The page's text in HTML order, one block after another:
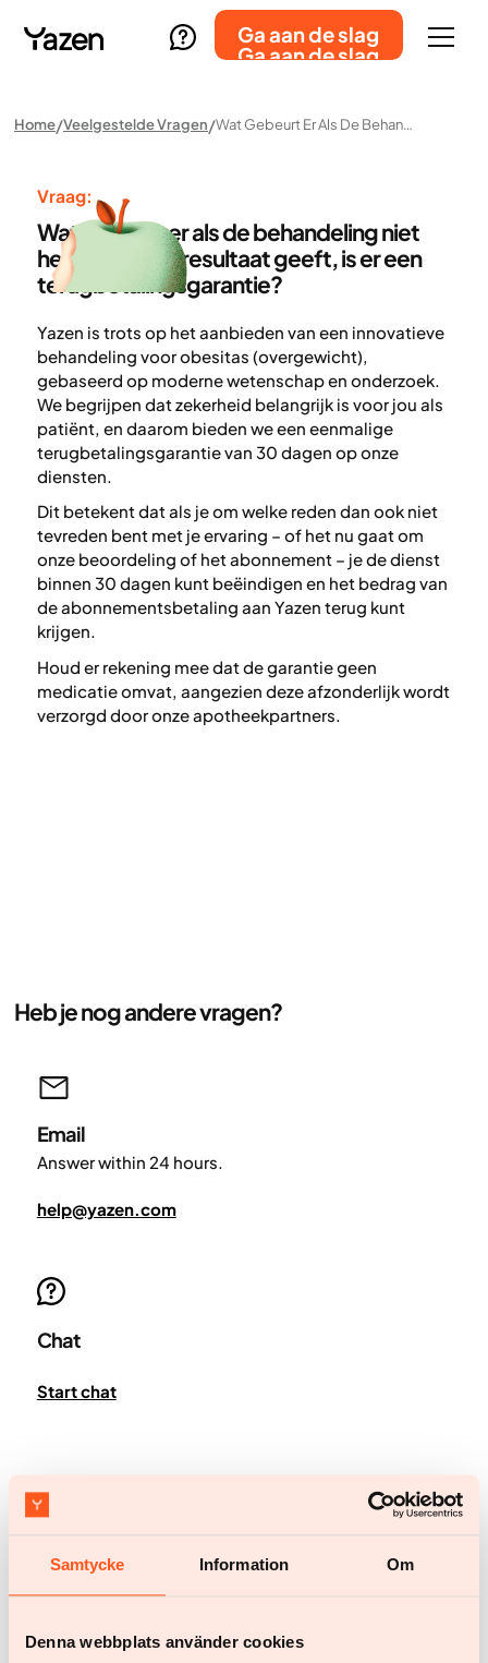
Samtycke Information Om
Denna webbplats använder cookies
Ga aan de slag
Ga aan de slag
Home Veelgestelde Vragen Wat Gebeurt Er Als De Behandeling Niet Het Gewenste Resultaat Geeft, Is Er Een Terugbetalingsgarantie?
Vraag:
Wat gebeurt er als de behandeling niet
het gewenste resultaat geeft, is er een
terugbetalingsgarantie?
Yazen is trots op het aanbieden van een innovatieve
behandeling voor obesitas (overgewicht),
gebaseerd op moderne wetenschap en onderzoek.
We begrijpen dat zekerheid belangrijk is voor jou als
patiënt, en daarom bieden we een eenmalige
terugbetalingsgarantie van 30 dagen op onze
diensten.
Dit betekent dat als je om welke reden dan ook niet
tevreden bent met je ervaring – of het nu gaat om
onze beoordeling of het abonnement – je de dienst
binnen 30 dagen kunt beëindigen en het bedrag van
de abonnementsbetaling aan Yazen terug kunt
krijgen.
Houd er rekening mee dat de garantie geen
medicatie omvat, aangezien deze afzonderlijk wordt
verzorgd door onze apotheekpartners.
Heb je nog andere vragen?
Email
Answer within 24 hours.
help@yazen.com
Chat
Start chat
Ga aan de slag
Heb je nog vragen?